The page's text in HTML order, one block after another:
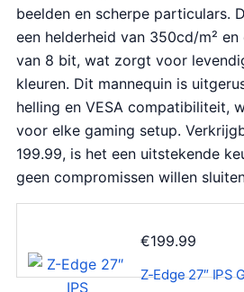
beelden en scherpe particulars.
een helderheid van 350cd/m²
van 8 bit, wat zorgt voor
kleuren. Dit mannequin is
helling en VESA compatibiliteit,
voor elke gaming setup.
199.99, is het een uitstekende
geen compromissen willen
€199.99
Z-Edge 27″ IPS